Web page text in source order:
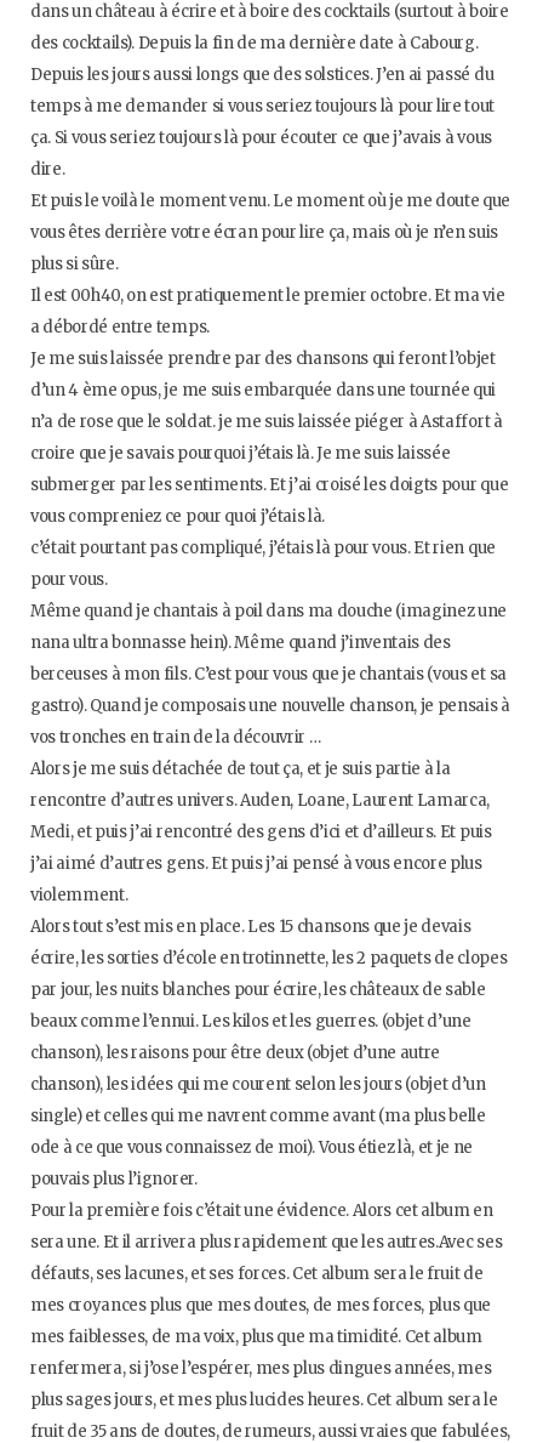
k a
m
dans un château à écrire et à boire des cocktails (surtout à boire
des cocktails). Depuis la fin de ma dernière date à Cabourg.
Depuis les jours aussi longs que des solstices. J’en ai passé du
temps à me demander si vous seriez toujours là pour lire tout
ça. Si vous seriez toujours là pour écouter ce que j’avais à vous
dire.
Et puis le voilà le moment venu. Le moment où je me doute que
vous êtes derrière votre écran pour lire ça, mais où je n’en suis
plus si sûre.
Il est 00h40, on est pratiquement le premier octobre. Et ma vie
a débordé entre temps.
Je me suis laissée prendre par des chansons qui feront l’objet
d’un 4 ème opus, je me suis embarquée dans une tournée qui
n’a de rose que le soldat. je me suis laissée piéger à Astaffort à
croire que je savais pourquoi j’étais là. Je me suis laissée
submerger par les sentiments. Et j’ai croisé les doigts pour que
vous compreniez ce pour quoi j’étais là.
c’était pourtant pas compliqué, j’étais là pour vous. Et rien que
pour vous.
Même quand je chantais à poil dans ma douche (imaginez une
nana ultra bonnasse hein). Même quand j’inventais des
berceuses à mon fils. C’est pour vous que je chantais (vous et sa
gastro). Quand je composais une nouvelle chanson, je pensais à
vos tronches en train de la découvrir …
Alors je me suis détachée de tout ça, et je suis partie à la
rencontre d’autres univers. Auden, Loane, Laurent Lamarca,
Medi, et puis j’ai rencontré des gens d’ici et d’ailleurs. Et puis
j’ai aimé d’autres gens. Et puis j’ai pensé à vous encore plus
violemment.
Alors tout s’est mis en place. Les 15 chansons que je devais
écrire, les sorties d’école en trotinnette, les 2 paquets de clopes
par jour, les nuits blanches pour écrire, les châteaux de sable
beaux comme l’ennui. Les kilos et les guerres. (objet d’une
chanson), les raisons pour être deux (objet d’une autre
chanson), les idées qui me courent selon les jours (objet d’un
single) et celles qui me navrent comme avant (ma plus belle
ode à ce que vous connaissez de moi). Vous étiez là, et je ne
pouvais plus l’ignorer.
Pour la première fois c’était une évidence. Alors cet album en
sera une. Et il arrivera plus rapidement que les autres.Avec ses
défauts, ses lacunes, et ses forces. Cet album sera le fruit de
mes croyances plus que mes doutes, de mes forces, plus que
mes faiblesses, de ma voix, plus que ma timidité. Cet album
renfermera, si j’ose l’espérer, mes plus dingues années, mes
plus sages jours, et mes plus lucides heures. Cet album sera le
fruit de 35 ans de doutes, de rumeurs, aussi vraies que fabulées,